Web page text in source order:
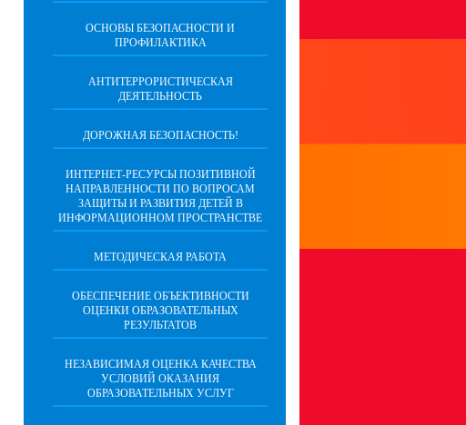
ОСНОВЫ БЕЗОПАСНОСТИ И
ПРОФИЛАКТИКА
АНТИТЕРРОРИСТИЧЕСКАЯ
ДЕЯТЕЛЬНОСТЬ
ДОРОЖНАЯ БЕЗОПАСНОСТЬ!
ИНТЕРНЕТ-РЕСУРСЫ ПОЗИТИВНОЙ
НАПРАВЛЕННОСТИ ПО ВОПРОСАМ
ЗАЩИТЫ И РАЗВИТИЯ ДЕТЕЙ В
ИНФОРМАЦИОННОМ ПРОСТРАНСТВЕ
МЕТОДИЧЕСКАЯ РАБОТА
ОБЕСПЕЧЕНИЕ ОБЪЕКТИВНОСТИ
ОЦЕНКИ ОБРАЗОВАТЕЛЬНЫХ
РЕЗУЛЬТАТОВ
НЕЗАВИСИМАЯ ОЦЕНКА КАЧЕСТВА
УСЛОВИЙ ОКАЗАНИЯ
ОБРАЗОВАТЕЛЬНЫХ УСЛУГ